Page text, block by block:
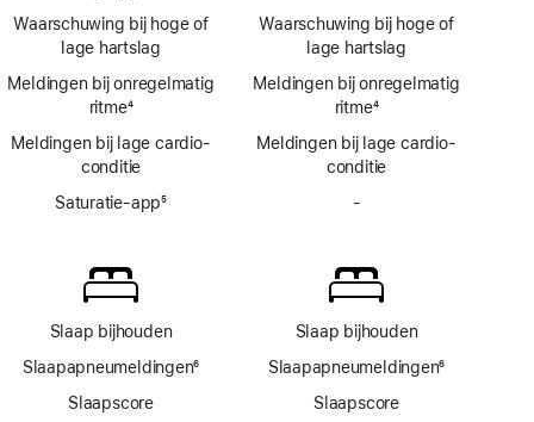
Waarschuwing bij hoge of
lage hartslag
Meldingen bij onregelmatig
ritme4
Meldingen bij lage cardio­
conditie
Saturatie-app5
Slaap bijhouden
Slaapapneumeldingen6
Slaapscore
bloeddruk
app
Waarschuwing bij hoge of
lage hartslag
Meldingen bij onregelmatig
ritme4
Meldingen bij lage cardio­
conditie
-
Slaap bijhouden
Slaapapneumeldingen6
Slaapscore